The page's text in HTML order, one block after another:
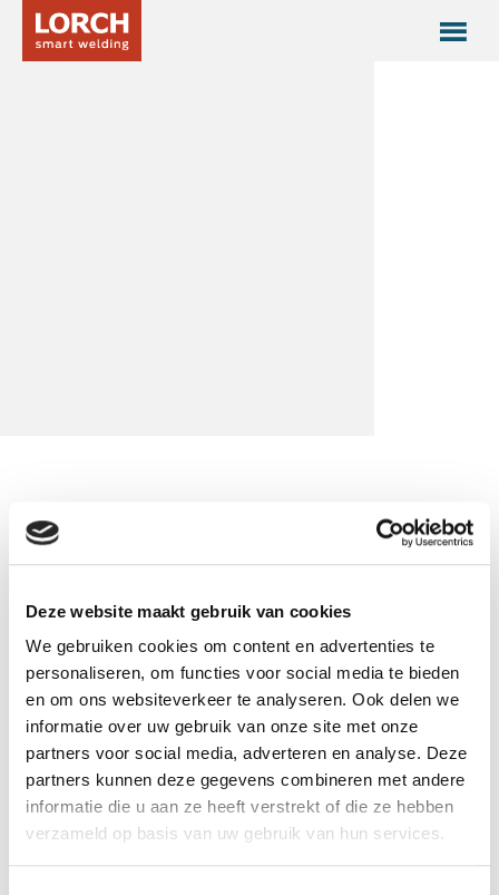
Deze website maakt gebruik van cookies
We gebruiken cookies om content en advertenties te
personaliseren, om functies voor social media te bieden
en om ons websiteverkeer te analyseren. Ook delen we
informatie over uw gebruik van onze site met onze
partners voor social media, adverteren en analyse. Deze
partners kunnen deze gegevens combineren met andere
informatie die u aan ze heeft verstrekt of die ze hebben
verzameld op basis van uw gebruik van hun services.
RSI AUTOMATION (M) SDN BHD
Lorch lastechniek center - Uw gespecialiseerde dealer
Lorch Service-partner  Uw expert voor service en
garantie
Systeemintegrator - Uw Lorch partner voor
geïntegreerde automatiseringsoplossingen
54, Jalan BP 5/6
47100 Puchong, Selangor
Maleisië
+6060342889269